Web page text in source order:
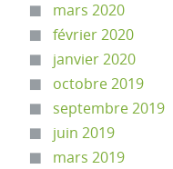
mars 2020
février 2020
janvier 2020
octobre 2019
septembre 2019
juin 2019
mars 2019